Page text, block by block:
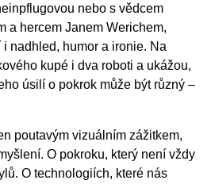
nebo s vědcem
a hercem Janem Werichem,
nadhled, humor a ironie. Na
kupé i dva roboti a ukážou,
úsilí o pokrok může být různý –
poutavým vizuálním zážitkem,
O pokroku, který není vždy
O technologiích, které nás